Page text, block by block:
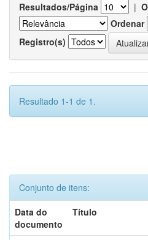
Resultados/Página |
Ordenar
Registro(s)
Resultado 1-1 de 1.
Conjunto de itens:
Data do
documento
Título